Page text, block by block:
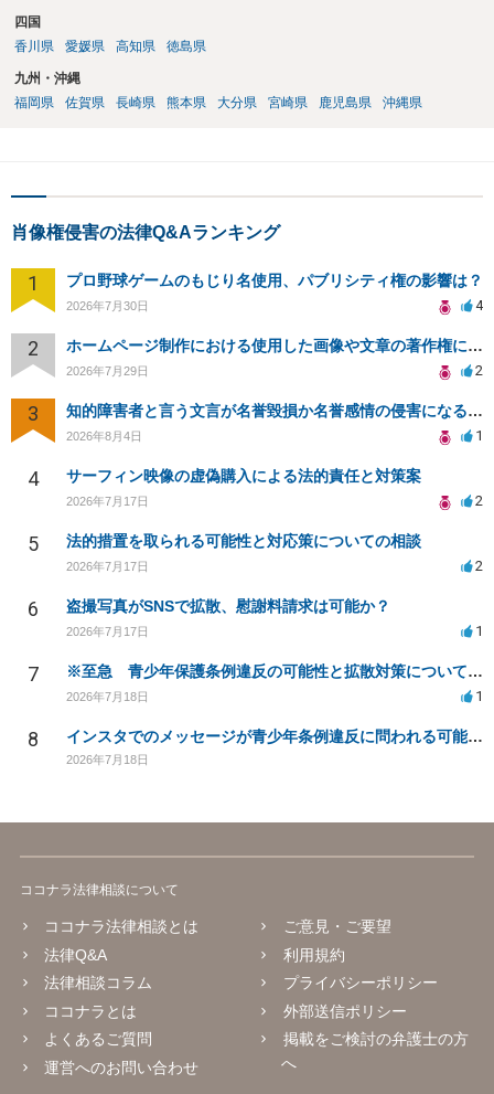
四国
香川県
愛媛県 高知県 徳島県
九州・沖縄
福岡県
佐賀県 長崎県 熊本県 大分県 宮崎県 鹿児島県 沖縄県
肖像権侵害の法律Q&Aランキング
1 プロ野球ゲームのもじり名使用、パブリシティ権の影響は？
2026年7月30日 4
2 ホームページ制作における使用した画像や文章の著作権について
2026年7月29日 2
3 知的障害者と言う文言が名誉毀損か名誉感情の侵害になるか教えてほしい。
2026年8月4日 1
4 サーフィン映像の虚偽購入による法的責任と対策案
2026年7月17日 2
5 法的措置を取られる可能性と対応策についての相談
2026年7月17日 2
6 盗撮写真がSNSで拡散、慰謝料請求は可能か？
2026年7月17日 1
7 ※至急 青少年保護条例違反の可能性と拡散対策について相談したい
2026年7月18日 1
8 インスタでのメッセージが青少年条例違反に問われる可能性は？
2026年7月18日
ココナラ法律相談について
ココナラ法律相談とは
法律Q&A
法律相談コラム
ココナラとは
よくあるご質問
運営へのお問い合わせ
ご意見・ご要望
利用規約
プライバシーポリシー
外部送信ポリシー
掲載をご検討の弁護士の方
へ